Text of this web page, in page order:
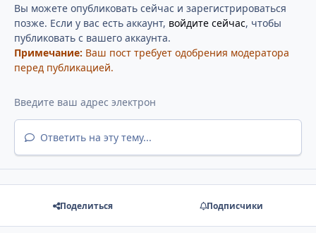
Вы можете опубликовать сейчас и зарегистрироваться
позже. Если у вас есть аккаунт, войдите сейчас, чтобы
публиковать с вашего аккаунта.
Примечание: Ваш пост требует одобрения модератора
перед публикацией.
Ответить на эту тему...
Поделиться Подписчики